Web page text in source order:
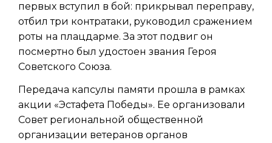
первых вступил в бой: прикрывал переправу,
отбил три контратаки, руководил сражением
роты на плацдарме. За этот подвиг он
посмертно был удостоен звания Героя
Советского Союза.
Передача капсулы памяти прошла в рамках
акции «Эстафета Победы». Ее организовали
Совет региональной общественной
организации ветеранов органов